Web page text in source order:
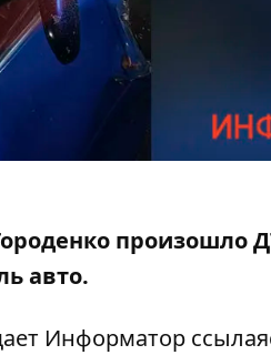
произошло
авто.
Информатор